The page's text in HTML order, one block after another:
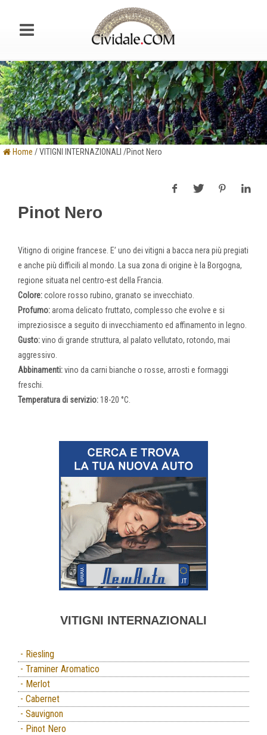
Home / VITIGNI INTERNAZIONALI /Pinot Nero
Pinot Nero
Vitigno di origine francese. E’ uno dei vitigni a bacca nera più pregiati
e anche più difficili al mondo. La sua zona di origine è la Borgogna,
regione situata nel centro-est della Francia.
Colore:colore rosso rubino, granato se invecchiato.
Profumo:aroma delicato fruttato, complesso che evolve e si
impreziosisce a seguito di invecchiamento ed affinamento in legno.
Gusto:vino di grande struttura, al palato vellutato, rotondo, mai
aggressivo.
Abbinamenti:vino da carni bianche o rosse, arrosti e formaggi
freschi.
Temperatura di servizio: 18-20 °C.
VITIGNI INTERNAZIONALI
- Riesling
- Traminer Aromatico
- Merlot
- Cabernet
- Sauvignon
- Pinot Nero